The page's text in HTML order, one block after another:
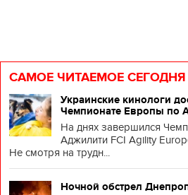
САМОЕ ЧИТАЕМОЕ СЕГОДНЯ
Украинские кинологи
Чемпионате Европы по
На днях завершился
Аджилити FCI Agility
Не смотря на трудн...
Ночной обстрел